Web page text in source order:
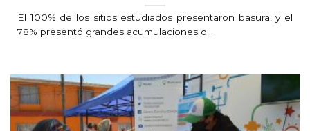
El 100% de los sitios estudiados presentaron basura, y el
78% presentó grandes acumulaciones o...